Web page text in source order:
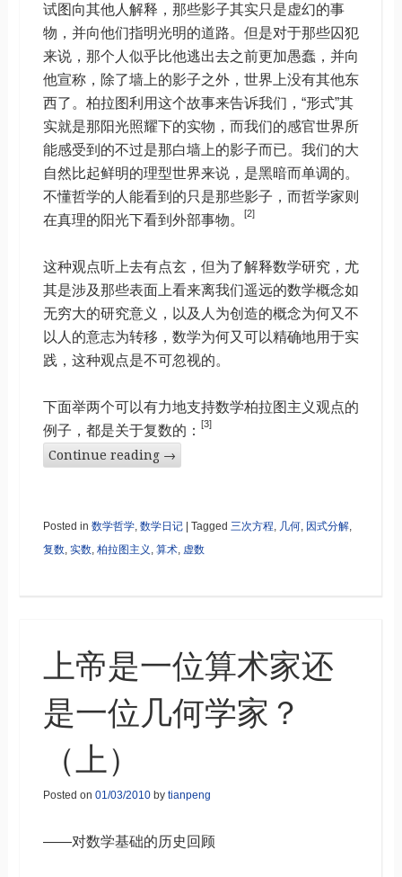
试图向其他人解释，那些影子其实只是虚幻的事
物，并向他们指明光明的道路。但是对于那些囚犯
来说，那个人似乎比他逃出去之前更加愚蠢，并向
他宣称，除了墙上的影子之外，世界上没有其他东
西了。柏拉图利用这个故事来告诉我们，“形式”其
实就是那阳光照耀下的实物，而我们的感官世界所
能感受到的不过是那白墙上的影子而已。我们的大
自然比起鲜明的理型世界来说，是黑暗而单调的。
不懂哲学的人能看到的只是那些影子，而哲学家则
在真理的阳光下看到外部事物。
[2]
这种观点听上去有点玄，但为了解释数学研究，尤
其是涉及那些表面上看来离我们遥远的数学概念如
无穷大的研究意义，以及人为创造的概念为何又不
以人的意志为转移，数学为何又可以精确地用于实
践，这种观点是不可忽视的。
下面举两个可以有力地支持数学柏拉图主义观点的
例子，都是关于复数的： [3]
Continue reading →
Posted in 数学哲学, 数学日记 Tagged 三次方程, 几何, 因式分解,
复数, 实数, 柏拉图主义 , 算术, 虚数
上帝是一位算术家还
是一位几何学家？
（上）
Posted on 01/03/2010by tianpeng
——对数学基础的历史回顾